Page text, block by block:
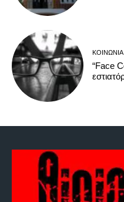
ΚΟΙΝΩΝΊΑ
“Face